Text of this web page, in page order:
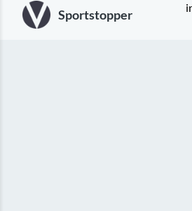
Sportstopper